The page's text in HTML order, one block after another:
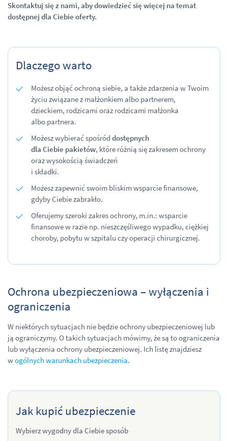
Skontaktuj się z nami, aby dowiedzieć się więcej na temat
dostępnej dla Ciebie oferty.
Dlaczego warto
Możesz objąć ochroną siebie, a także zdarzenia w Twoim
życiu związane z małżonkiem albo partnerem,
dzieckiem, rodzicami oraz rodzicami małżonka
albo partnera.
Możesz wybierać spośród dostępnych
dla Ciebie pakietów, które różnią się zakresem ochrony
oraz wysokością świadczeń
i składki.
Możesz zapewnić swoim bliskim wsparcie finansowe,
gdyby Ciebie zabrakło.
Oferujemy szeroki zakres ochrony, m.in.: wsparcie
finansowe w razie np. nieszczęśliwego wypadku, ciężkiej
choroby, pobytu w szpitalu czy operacji chirurgicznej.
Ochrona ubezpieczeniowa – wyłączenia i
ograniczenia
W niektórych sytuacjach nie będzie ochrony ubezpieczeniowej lub
ją ograniczymy. O takich sytuacjach mówimy, że są to ograniczenia
lub wyłączenia ochrony ubezpieczeniowej. Ich listę znajdziesz
wogólnych warunkach ubezpieczenia.
Jak kupić ubezpieczenie
Wybierz wygodny dla Ciebie sposób